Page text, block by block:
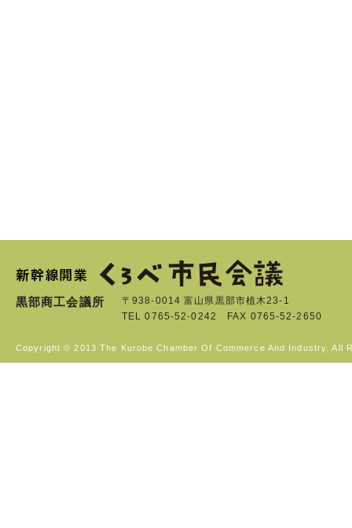
黒部商工会議所
〒938-0014 富山県黒部市植木23-1
TEL 0765-52-0242 FAX 0765-52-2650
Copyright © 2013 The Kurobe Chamber Of Commerce And Industry. All